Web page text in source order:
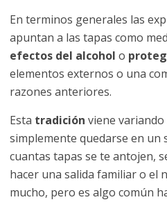
En terminos generales las
apuntan a las tapas como
efectos del alcohol o
elementos externos o una
razones anteriores.
Esta tradición viene
simplemente quedarse en un
cuantas tapas se te antojen,
hacer una salida familiar o el
mucho, pero es algo común